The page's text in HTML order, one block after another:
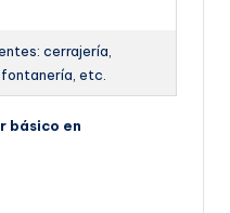
cerrajería,
etc.
básico en